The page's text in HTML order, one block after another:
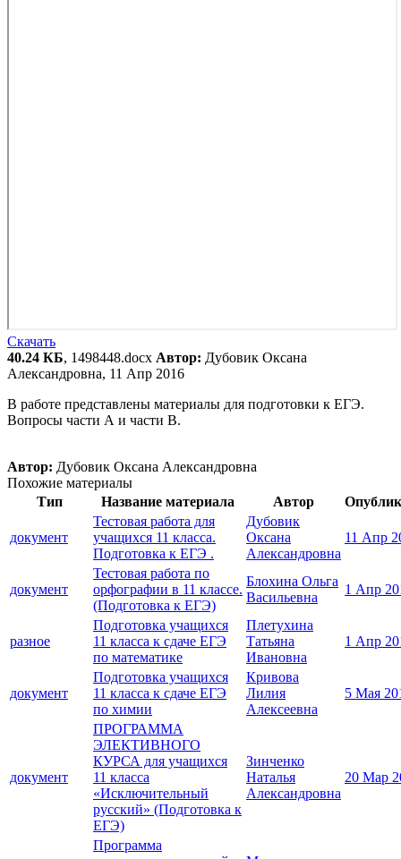
Скачать
40.24 КБ, 1498448.docx Автор: Дубовик Оксана
Александровна, 11 Апр 2016
В работе представлены материалы для подготовки к ЕГЭ.
Вопросы части А и части В.
Автор: Дубовик Оксана Александровна
Похожие материалы
Тип
Название материала Автор
документ
Тестовая работа для
учащихся 11 класса.
Подготовка к ЕГЭ .
Дубовик
Оксана
Александровна
11 Апр
документ
Тестовая работа по
орфографии в 11 классе.
(Подготовка к ЕГЭ)
Блохина Ольга
Васильевна
1 Апр
разное
Подготовка учащихся
11 класса к сдаче ЕГЭ
по математике
Плетухина
Татьяна
Ивановна
1 Апр
документ
Подготовка учащихся
11 класса к сдаче ЕГЭ
по химии
Кривова
Лилия
Алексеевна
5 Мая
документ
ПРОГРАММА
ЭЛЕКТИВНОГО
КУРСА для учащихся
11 класса
«Исключительный
русский» (Подготовка к
ЕГЭ)
Зинченко
Наталья
Александровна
20 Мар
Программа